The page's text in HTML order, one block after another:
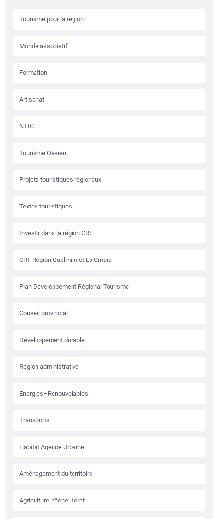
Tourisme pour la région
Monde associatif
Formation
Artisanat
NTIC
Tourisme Oasien
Projets touristiques régionaux
Textes touristiques
Investir dans la région CRI
CRT Région Guelmim et Es Smara
Plan Développement Régional Tourisme
Conseil provincial
Développement durable
Région administrative
Energies–Renouvelables
Transports
Habitat Agence Urbaine
Aménagement du territoire
Agriculture-pêche -fôret